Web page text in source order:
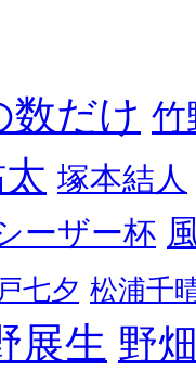
数だけ 竹
塚本結人
ーザー杯
七夕 松浦千
展生 野